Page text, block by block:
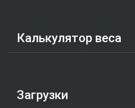
Калькулятор веса
Загрузки